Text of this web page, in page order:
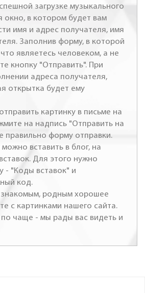
загрузке музыкального
окно, в котором будет вам
имя и адрес получателя, имя
Заполнив форму, в которой
являетесь человеком, а не
кнопку "Отправить". При
адреса получателя,
открытка будет ему
картинку в письме на
на надпись "Отправить на
правильно форму отправки.
можно вставить в блог, на
Для этого нужно
- "Коды вставок" и
код.
знакомым, родным хорошее
с картинками нашего сайта.
чаще - мы рады вас видеть и